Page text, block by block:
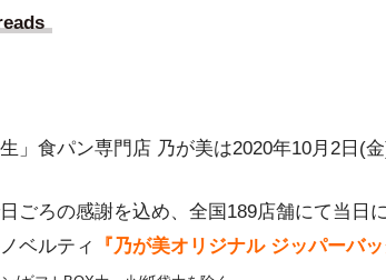
」食パン専門店 乃が美は2020年10月2日(
ごろの感謝を込め、全国189店舗にて当
ベルティ
『乃が美オリジナル ジッパーバッ